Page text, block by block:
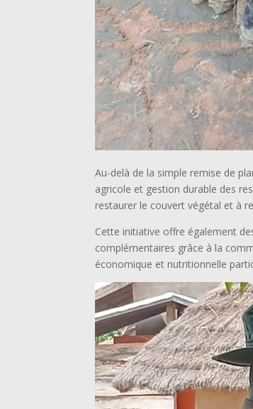
Au-delà de la simple remise de
agricole et gestion durable des
restaurer le couvert végétal et à
Cette initiative offre également
complémentaires grâce à la
économique et nutritionnelle